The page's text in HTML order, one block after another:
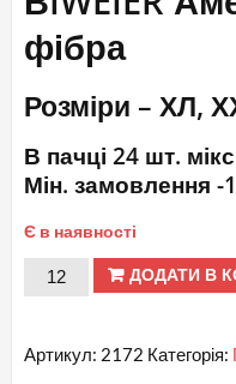
фібра
Розміри – ХЛ,
В пачці 24 шт.
Мін. замовлення -
Є в наявності
Американки
ДОДАТИ В
Артикул: 2172 Категорія: